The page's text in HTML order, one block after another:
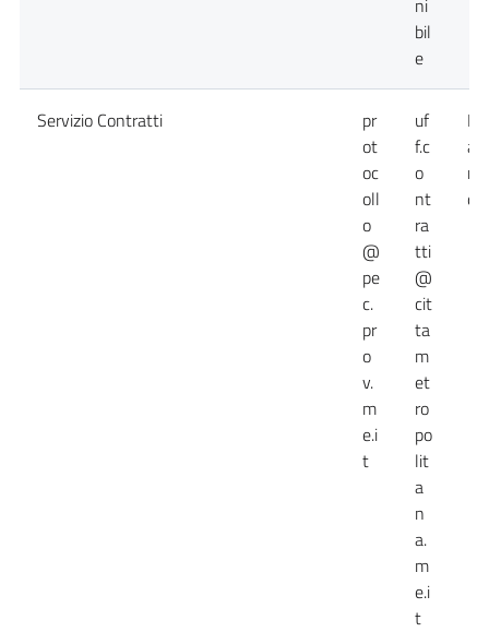
ni
bil
e
Servizio Contratti
pr
ot
oc
oll
o
@
pe
c.
pr
o
v.
m
e.i
t
uf
f.c
o
nt
ra
tti
@
cit
ta
m
et
ro
po
lit
a
n
a.
m
e.i
t